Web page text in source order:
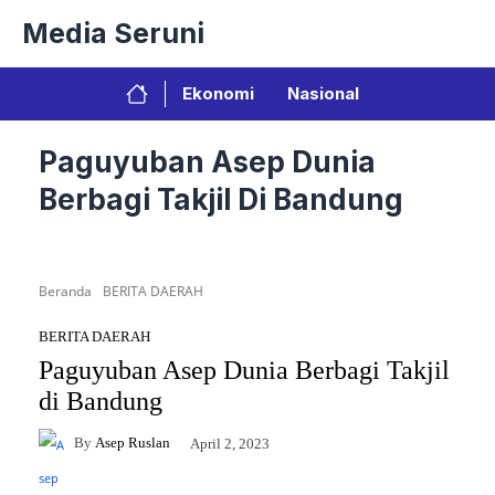
isi
Media Seruni
Ekonomi Nasional
Paguyuban Asep Dunia
Berbagi Takjil Di Bandung
Beranda BERITA DAERAH
BERITA DAERAH
Paguyuban Asep Dunia Berbagi Takjil
di Bandung
By Asep Ruslan April 2, 2023